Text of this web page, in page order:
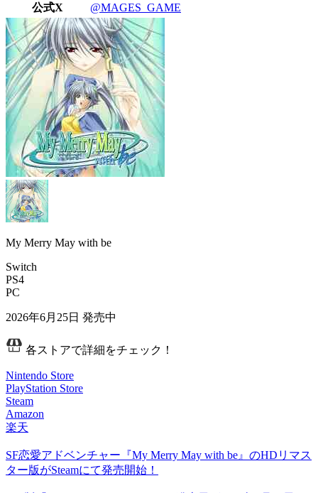
公式X
@MAGES_GAME
My Merry May with be
Switch
PS4
PC
2026年6月25日 発売中
各ストアで詳細をチェック！
Nintendo Store
PlayStation Store
Steam
Amazon
楽天
SF恋愛アドベンチャー『My Merry May with be』のHDリマス
ター版がSteamにて発売開始！